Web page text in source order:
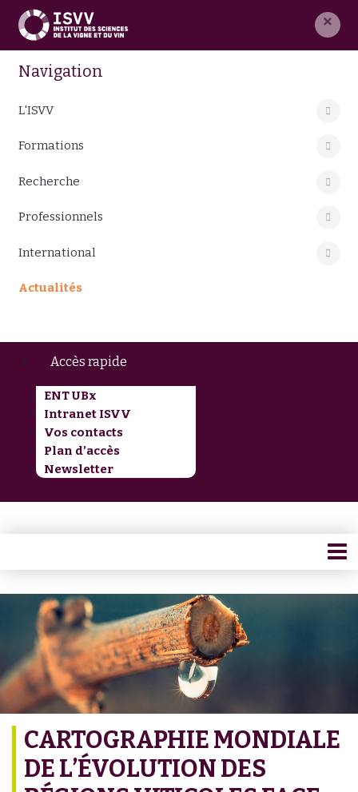
×
Navigation
L'ISVV
Formations
Recherche
Professionnels
International
Actualités
Accès rapide
ENT UBx
Intranet ISVV
Vos contacts
Plan d’accès
Newsletter
CARTOGRAPHIE MONDIALE
DE L’ÉVOLUTION DES